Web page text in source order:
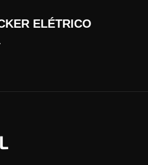
ELÉTRICO